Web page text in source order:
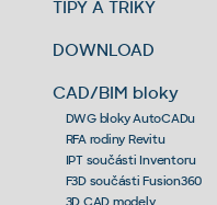
TIPY A TRIKY
DOWNLOAD
CAD/BIM bloky
DWG bloky AutoCADu
RFA rodiny Revitu
IPT součásti Inventoru
F3D součásti Fusion360
3D CAD modely